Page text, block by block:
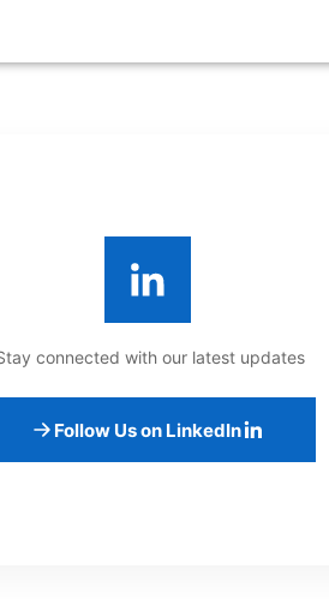
connected with our latest updates.
Follow Us on LinkedIn